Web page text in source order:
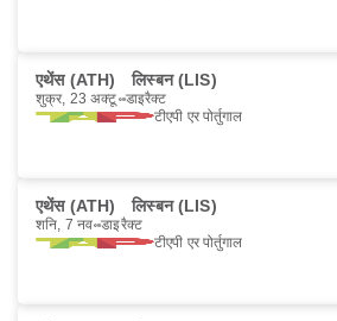
एथेंस (ATH) लिस्बन (LIS)
शुक्र, 23 अक्टू॰ डाइरैक्ट
टीएपी एर पोर्तुगाल
एथेंस (ATH) लिस्बन (LIS)
शनि, 7 नव॰ डाइरैक्ट
टीएपी एर पोर्तुगाल